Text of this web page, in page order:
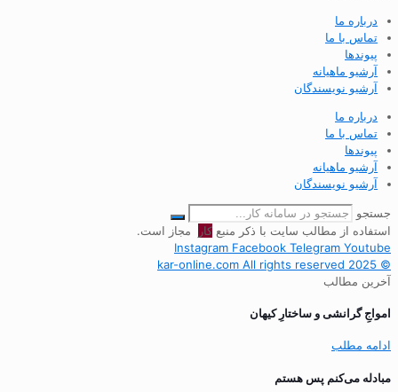
درباره ما
تماس با ما
پیوندها
آرشیو ماهیانه
آرشیو نویسندگان
درباره ما
تماس با ما
پیوندها
آرشیو ماهیانه
آرشیو نویسندگان
جستجو
استفاده از مطالب سایت با ذکر منبعکار
مجاز است.
Instagram Facebook Telegram Youtube
© 2025 kar-online.com All rights reserved
آخرین مطالب
‌امواجِ گرانشی و ساختارِ کیهان
ادامه مطلب
مبادله می‌کنم پس هستم